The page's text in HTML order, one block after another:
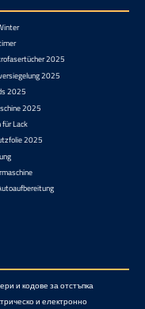
2025
2025
2025
2025
Lack
2025
и кодове за отстъпка
и електронно